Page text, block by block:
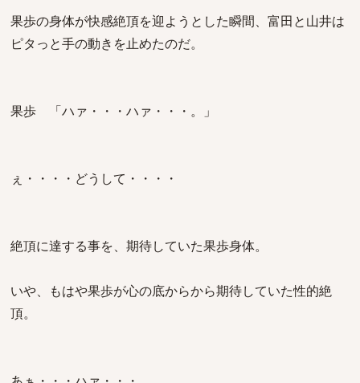
果歩の身体が快感絶頂を迎ようとした瞬間、富田と山井は
ピタっと手の動きを止めたのだ。
果歩 「ハァ・・・ハァ・・・。」
ぇ・・・・どうして・・・・
絶頂に達する事を、期待していた果歩身体。
いや、もはや果歩が心の底からから期待していた性的絶
頂。